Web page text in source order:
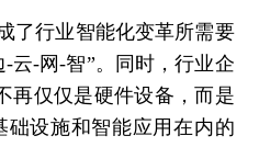
行业智能化变革所需要
-网-智”。同时，行业企
再仅仅是硬件设备，而是
础设施和智能应用在内的